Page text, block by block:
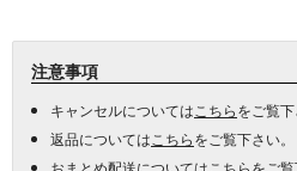
注意事項
キャンセルについては こちらをご覧下
返品については こちらをご覧下さい。
おまとめ配送については こちらをご覧